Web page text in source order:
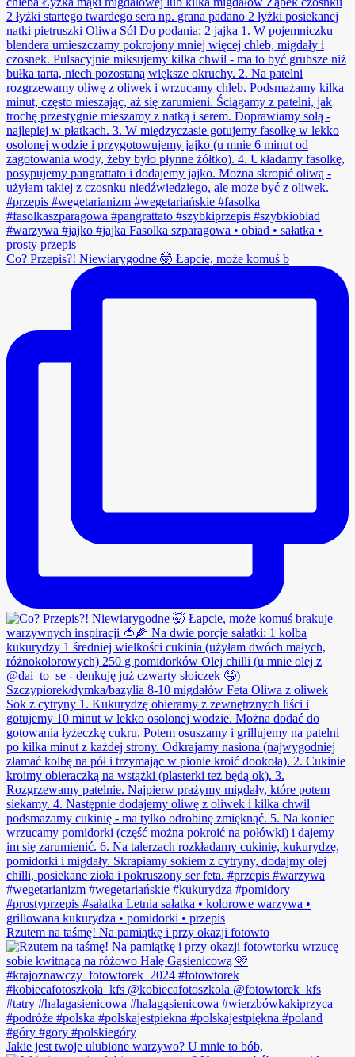
Co? Przepis?! Niewiarygodne 🤯 Łapcie, może komuś b
Rzutem na taśmę! Na pamiątkę i przy okazji fotowto
Jakie jest twoje ulubione warzywo? U mnie to bób,